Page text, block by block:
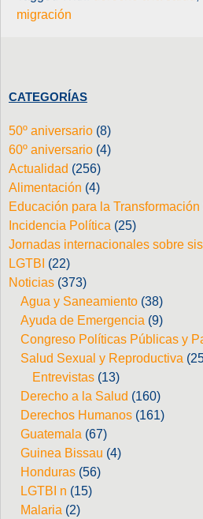
migración
CATEGORÍAS
50º aniversario (8)
60º aniversario (4)
Actualidad (256)
Alimentación (4)
Educación para la Transformación
Incidencia Política (25)
Jornadas internacionales sobre
LGTBI (22)
Noticias (373)
Agua y Saneamiento (38)
Ayuda de Emergencia (9)
Congreso Políticas Públicas y
Salud Sexual y Reproductiva
Entrevistas (13)
Derecho a la Salud (160)
Derechos Humanos (161)
Guatemala (67)
Guinea Bissau (4)
Honduras (56)
LGTBI n (15)
Malaria (2)